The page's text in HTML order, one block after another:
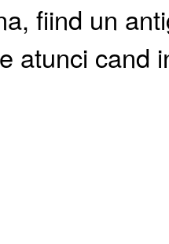
fiind un
atunci cand